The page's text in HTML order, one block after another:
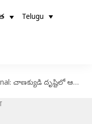
Telugu
ఆదర్శ భార్య ఎలా ఉండాలి? ఆమెకు ఉండాల్సిన లక్షణాలివే!